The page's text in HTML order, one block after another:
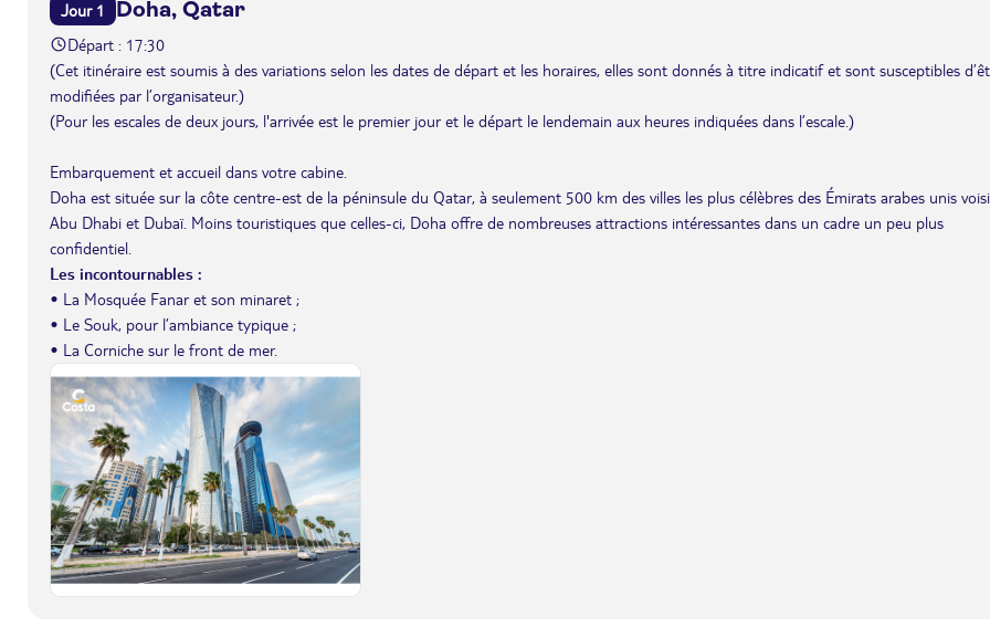
Jour 1 Doha, Qatar
Départ : 17:30
(Cet itinéraire est soumis à des variations selon les dates de départ et les horaires, elles sont donnés à titre indicatif et sont susceptibles
modifiées par l’organisateur.)
(Pour les escales de deux jours, l'arrivée est le premier jour et le départ le lendemain aux heures indiquées dans l’escale.)
Embarquement et accueil dans votre cabine.
Doha est située sur la côte centre-est de la péninsule du Qatar, à seulement 500 km des villes les plus célèbres des Émirats arabes unis
Abu Dhabi et Dubaï. Moins touristiques que celles-ci, Doha offre de nombreuses attractions intéressantes dans un cadre un peu plus
confidentiel.
Les incontournables :
• La Mosquée Fanar et son minaret ;
• Le Souk, pour l’ambiance typique ;
• La Corniche sur le front de mer.